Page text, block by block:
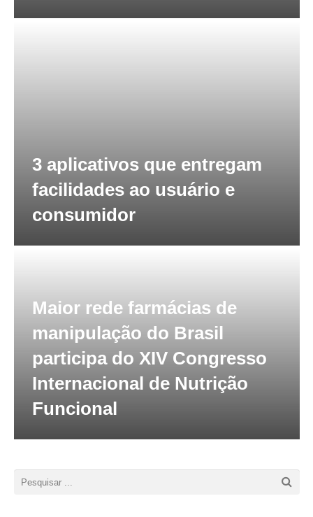
3 aplicativos que entregam
facilidades ao usuário e
consumidor
Maior rede farmácias de
manipulação do Brasil
participa do XIV Congresso
Internacional de Nutrição
Funcional